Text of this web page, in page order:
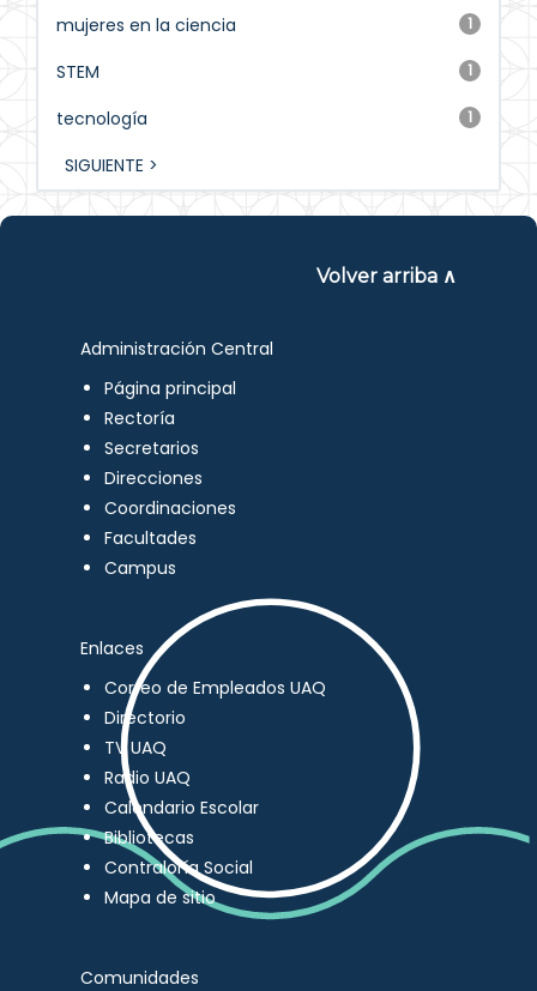
1
mujeres en la ciencia
1
STEM
1
tecnología
SIGUIENTE >
Volver arriba ∧
Administración Central
Página principal
Rectoría
Secretarios
Direcciones
Coordinaciones
Facultades
Campus
Enlaces
Correo de Empleados UAQ
Directorio
TV UAQ
Radio UAQ
Calendario Escolar
Bibliotecas
Contraloría Social
Mapa de sitio
Comunidades